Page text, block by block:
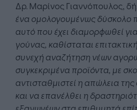
Δρ. Μαρίνος Γιαννόπουλος,
ένα ομολογουμένως δύσκολο
αυτό που έχει διαμορφωθεί
γούνας, καθίσταται
συνεχή αναζήτηση νέων
συγκεκριμένα προϊόντα, με
αντισταθμιστεί η απώλεια
και να επανέλθει η